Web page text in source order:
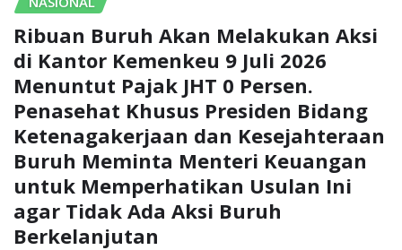
Ribuan Buruh Akan Melakukan Aksi
di Kantor Kemenkeu 9 Juli 2026
Menuntut Pajak JHT 0 Persen.
Penasehat Khusus Presiden Bidang
Ketenagakerjaan dan Kesejahteraan
Buruh Meminta Menteri Keuangan
untuk Memperhatikan Usulan Ini
agar Tidak Ada Aksi Buruh
Berkelanjutan